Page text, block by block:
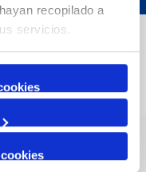
recopilado a
servicios.
Tarragona